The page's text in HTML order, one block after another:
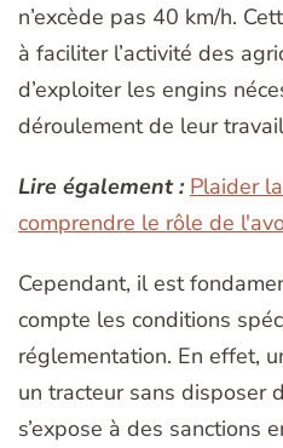
n’excède pas 40 km/h.
à faciliter l’activité des
d’exploiter les engins
déroulement de leur
Lire également : Plaider
comprendre le rôle de
Cependant, il est
compte les conditions
réglementation. En effet,
un tracteur sans disposer
s’expose à des sanctions